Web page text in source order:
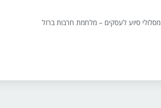
מסלולי סיוע לעסקים – מלחמת חרבות ברזל